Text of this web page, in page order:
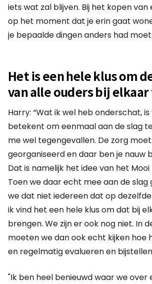
iets wat zal blijven. Bij het kopen van
op het moment dat je erin gaat
je bepaalde dingen anders had
Het is een hele klus om
van alle ouders bij
Harry: “Wat ik wel heb onderschat,
betekent om eenmaal aan de slag
me wel tegengevallen. De zorg
georganiseerd en daar ben je nauw
Dat is namelijk het idee van het Mooi
Toen we daar echt mee aan de slag
we dat niet iedereen dat op
ik vind het een hele klus om dat bij
brengen. We zijn er ook nog niet. In
moeten we dan ook echt kijken hoe
en regelmatig evalueren en
"Ik ben heel benieuwd waar we over